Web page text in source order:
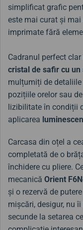
simplificat grafic
este mai curat și
imprimate fără
Cadranul perfect
cristal de safir cu
mulțumiți de
pozițiile orelor sau
lizibilitate în condiții
aplicarea
Carcasa din oțel a
completată de o
închidere cu pliere.
mecanică Orient
și o rezervă de
mișcări, desigur, nu
secunde la setarea